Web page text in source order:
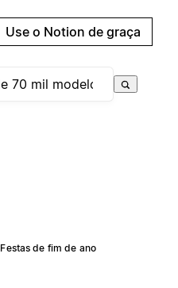
Use o Notion de graça
Festas de fim de ano